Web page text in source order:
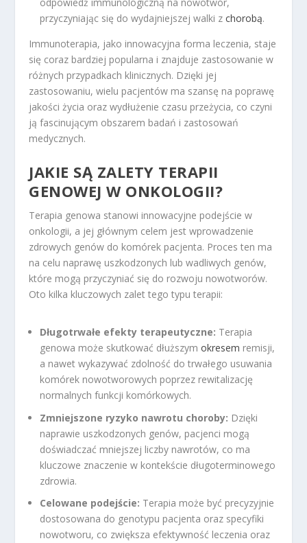
przyczyniając się do wydajniejszej walki zchorobą.
Immunoterapia, jako innowacyjna forma leczenia, staje
się coraz bardziej popularna i znajduje zastosowanie w
różnych przypadkach klinicznych. Dzięki jej
zastosowaniu, wielu pacjentów ma szansę na poprawę
jakości życia oraz wydłużenie czasu przeżycia, co czyni
ją fascinującym obszarem badań i zastosowań
medycznych.
JAKIE SĄ ZALETY TERAPII
GENOWEJ W ONKOLOGII?
Terapia genowa stanowi innowacyjne podejście w
onkologii, a jej głównym celem jest wprowadzenie
zdrowych genów do komórek pacjenta. Proces ten ma
na celu naprawę uszkodzonych lub wadliwych genów,
które mogą przyczyniać się do rozwoju nowotworów.
Oto kilka kluczowych zalet tego typu terapii:
Długotrwałe efekty terapeutyczne: Terapia
genowa może skutkować dłuższymokresem remisji,
a nawet wykazywać zdolność do trwałego usuwania
komórek nowotworowych poprzez rewitalizację
normalnych funkcji komórkowych.
Zmniejszone ryzyko nawrotu choroby: Dzięki
naprawie uszkodzonych genów, pacjenci mogą
doświadczać mniejszej liczby nawrotów, co ma
kluczowe znaczenie w kontekście długoterminowego
zdrowia.
Celowane podejście: Terapia może być precyzyjnie
dostosowana do genotypu pacjenta oraz specyfiki
nowotworu, co zwiększa efektywność leczenia oraz